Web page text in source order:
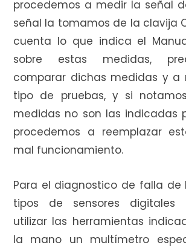
procedemos a medir la señal
señal la tomamos de la clavija
cuenta lo que indica el
sobre estas medidas,
comparar dichas medidas y a
tipo de pruebas, y si
medidas no son las indicadas
procedemos a reemplazar
mal funcionamiento.
Para el diagnostico de falla de
tipos de sensores digitales
utilizar las herramientas
la mano un multímetro